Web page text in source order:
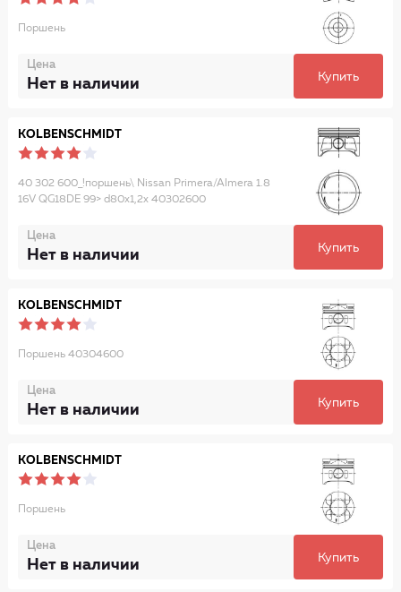
Поршень
Цена
Нет в наличии Купить
KOLBENSCHMIDT
40 302 600_!поршень\ Nissan Primera/Almera 1.8
16V QG18DE 99> d80x1,2x 40302600
Цена
Нет в наличии Купить
KOLBENSCHMIDT
Поршень 40304600
Цена
Нет в наличии Купить
KOLBENSCHMIDT
Поршень
Цена
Нет в наличии Купить